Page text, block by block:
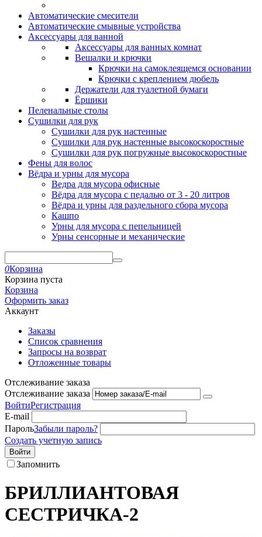
Автоматические смесители
Автоматические смывные устройства
Аксессуары для ванной
Аксессуары для ванных комнат
Вешалки и крючки
Крючки на самоклеящемся основании
Крючки с креплением дюбель
Держатели для туалетной бумаги
Ёршики
Пеленальные столы
Сушилки для рук
Сушилки для рук настенные
Сушилки для рук настенные высокоскоростные
Сушилки для рук погружные высокоскоростные
Фены для волос
Вёдра и урны для мусора
Ведра для мусора офисные
Вёдра для мусора с педалью от 3 - 20 литров
Вёдра и урны для раздельного сбора мусора
Кашпо
Урны для мусора с пепельницей
Урны сенсорные и механические
0Корзина
Корзина пуста
Корзина
Оформить заказ
Аккаунт
Заказы
Список сравнения
Запросы на возврат
Отложенные товары
Отслеживание заказа
Отслеживание заказа
ВойтиРегистрация
E-mail
ПарольЗабыли пароль?
Создать учетную запись
Войти
Запомнить
БРИЛЛИАНТОВАЯ
СЕСТРИЧКА-2